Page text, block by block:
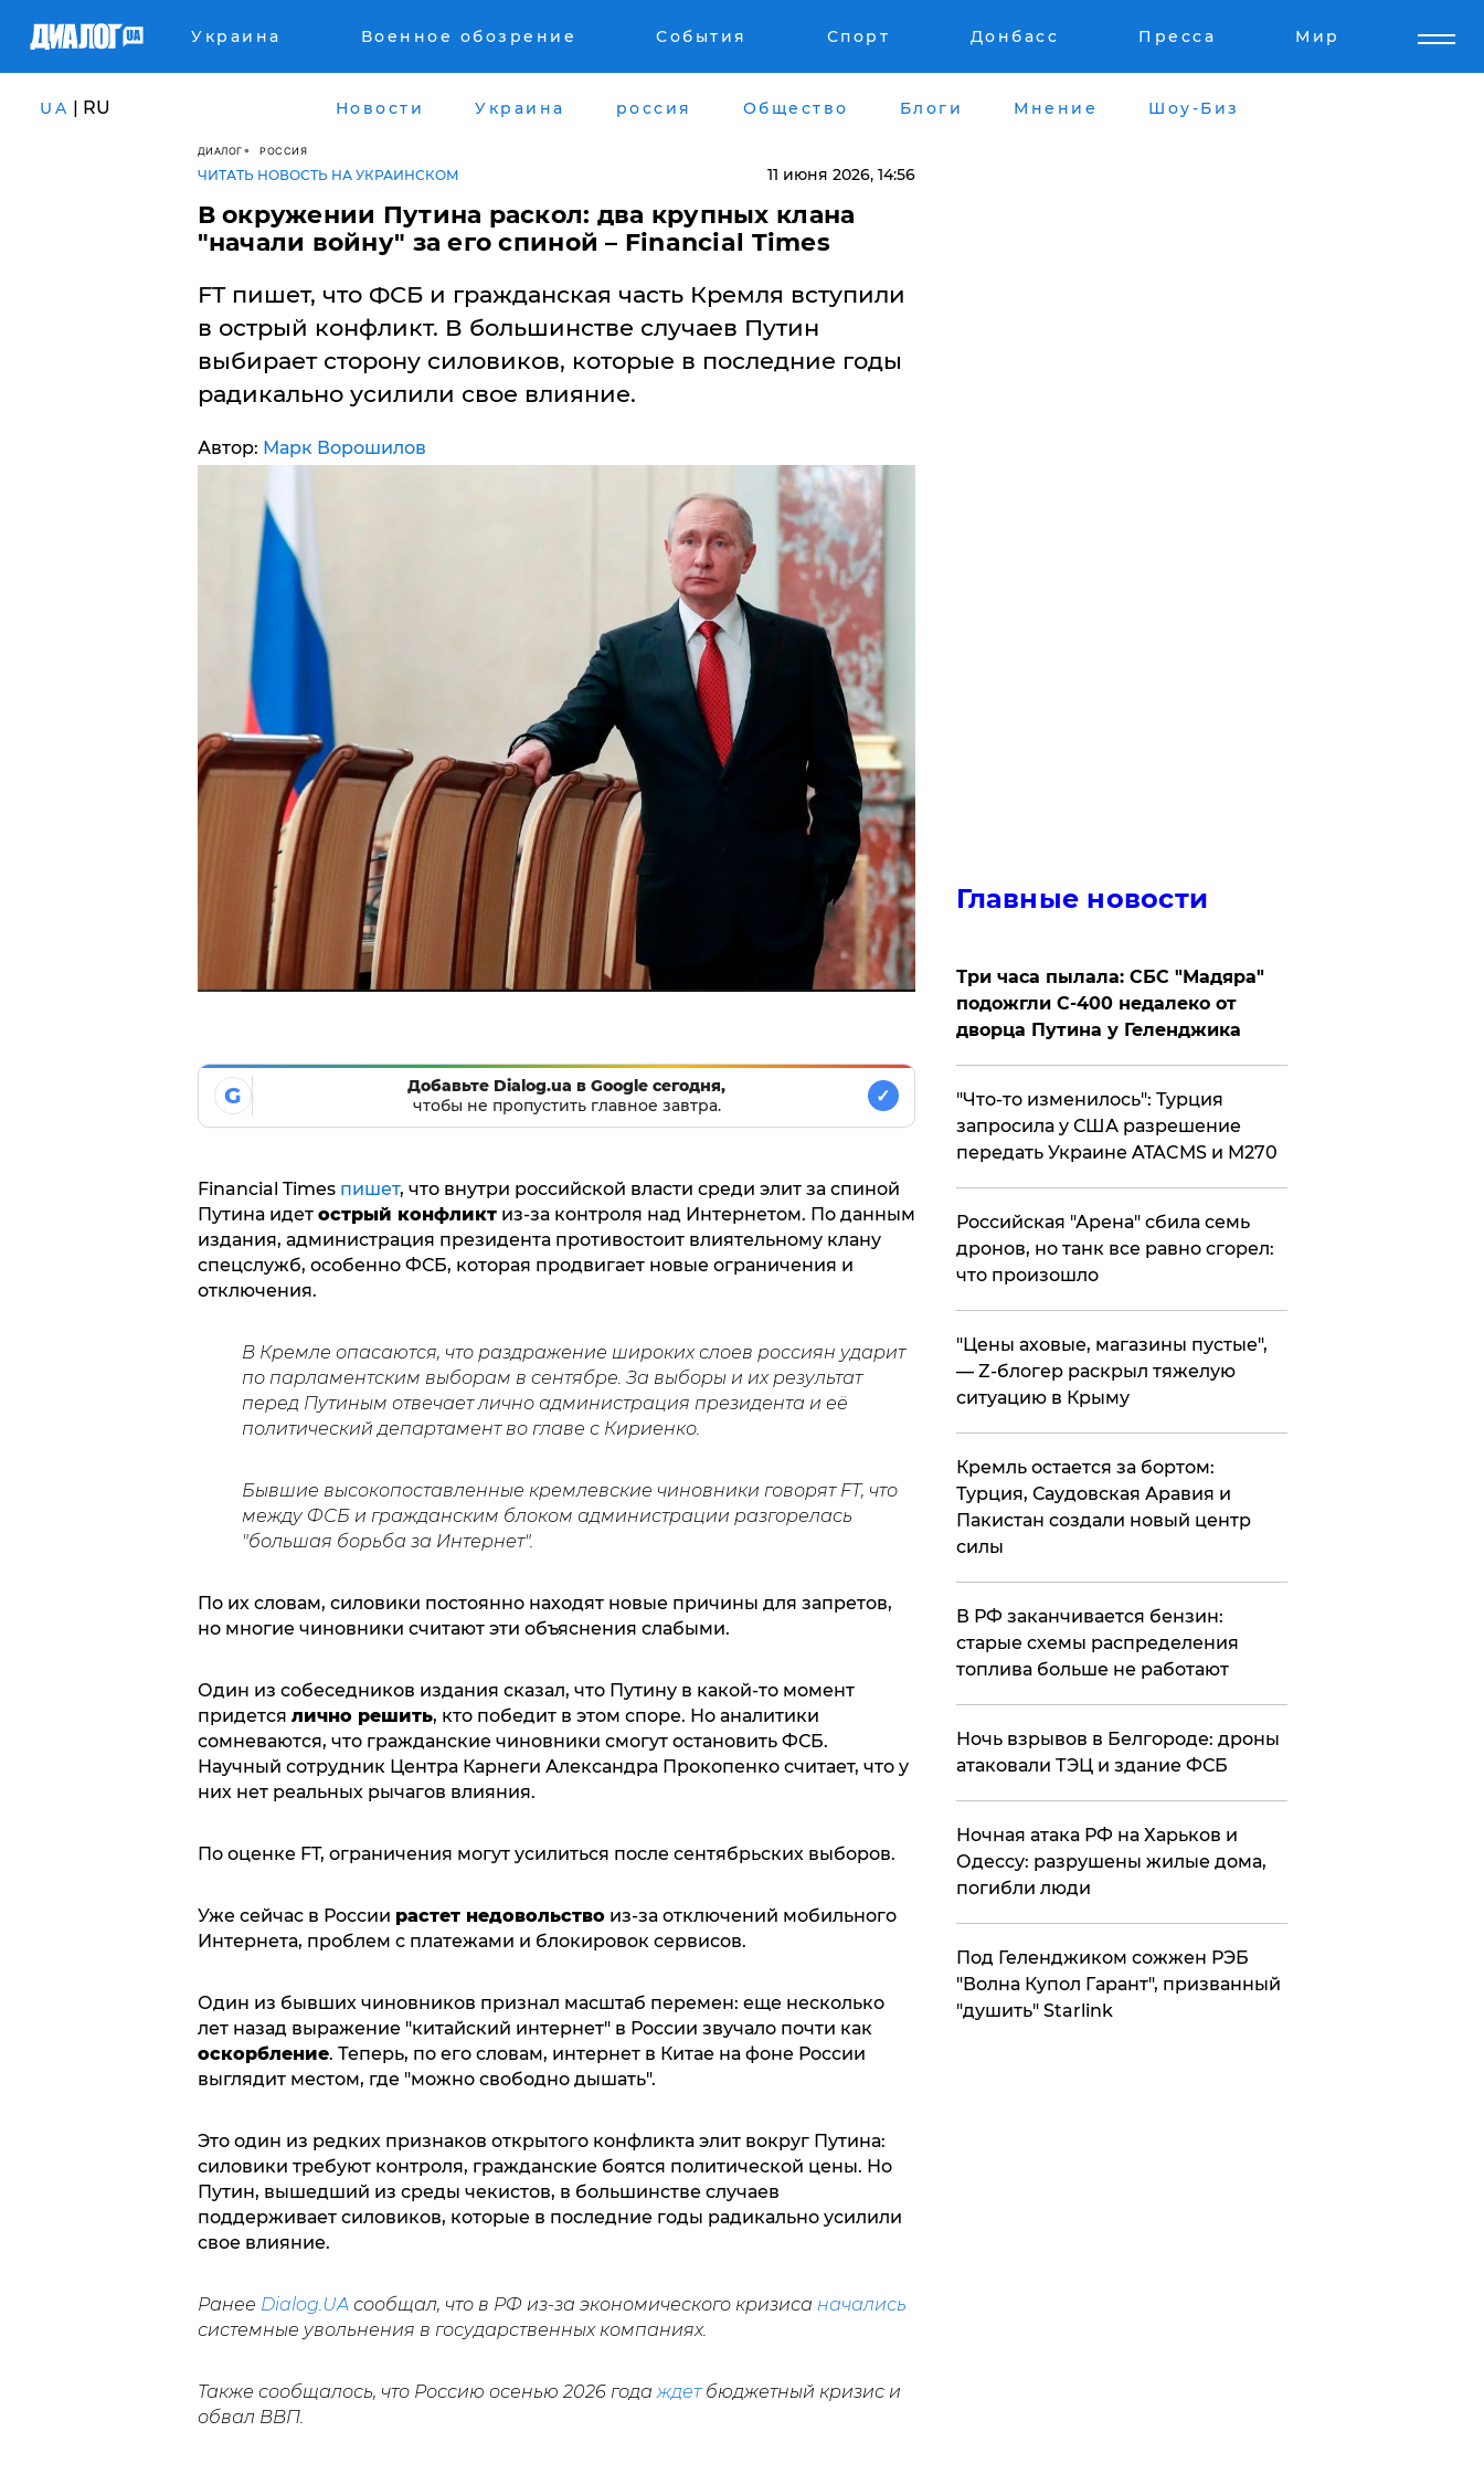
Украина Военное обозрение События Спорт Донбасс Пресса Мир
UA | RU Новости Украина россия Общество Блоги Мнение Шоу-Биз
ДИАЛОГ РОССИЯ
ЧИТАТЬ НОВОСТЬ НА УКРАИНСКОМ 11 июня 2026, 14:56
В окружении Путина раскол: два крупных клана
"начали войну" за его спиной – Financial Times
FT пишет, что ФСБ и гражданская часть Кремля вступили
в острый конфликт. В большинстве случаев Путин
выбирает сторону силовиков, которые в последние годы
радикально усилили свое влияние.
Автор: Марк Ворошилов
G
Добавьте Dialog.ua в Google сегодня,
чтобы не пропустить главное завтра.
✓
Financial Times пишет, что внутри российской власти среди элит за спиной
Путина идет острый конфликтиз-за контроля над Интернетом. По данным
издания, администрация президента противостоит влиятельному клану
спецслужб, особенно ФСБ, которая продвигает новые ограничения и
отключения.
В Кремле опасаются, что раздражение широких слоев россиян ударит
по парламентским выборам в сентябре. За выборы и их результат
перед Путиным отвечает лично администрация президента и её
политический департамент во главе с Кириенко.
Бывшие высокопоставленные кремлевские чиновники говорят FT, что
между ФСБ и гражданским блоком администрации разгорелась
"большая борьба за Интернет".
По их словам, силовики постоянно находят новые причины для запретов,
но многие чиновники считают эти объяснения слабыми.
Один из собеседников издания сказал, что Путину в какой-то момент
придется лично решить, кто победит в этом споре. Но аналитики
сомневаются, что гражданские чиновники смогут остановить ФСБ.
Научный сотрудник Центра Карнеги Александра Прокопенко считает, что у
них нет реальных рычагов влияния.
По оценке FT, ограничения могут усилиться после сентябрьских выборов.
Уже сейчас в России растет недовольствоиз-за отключений мобильного
Интернета, проблем с платежами и блокировок сервисов.
Один из бывших чиновников признал масштаб перемен: еще несколько
лет назад выражение "китайский интернет" в России звучало почти как
оскорбление. Теперь, по его словам, интернет в Китае на фоне России
выглядит местом, где "можно свободно дышать".
Это один из редких признаков открытого конфликта элит вокруг Путина:
силовики требуют контроля, гражданские боятся политической цены. Но
Путин, вышедший из среды чекистов, в большинстве случаев
поддерживает силовиков, которые в последние годы радикально усилили
свое влияние.
Ранее Dialog.UAсообщал, что в РФ из-за экономического кризиса начались
системные увольнения в государственных компаниях.
Также сообщалось, что Россию осенью 2026 годаждетбюджетный кризис и
обвал ВВП.
Главные новости
Три часа пылала: СБС "Мадяра"
подожгли С-400 недалеко от
дворца Путина у Геленджика
​"Что-то изменилось": Турция
запросила у США разрешение
передать Украине ATACMS и M270
​Российская "Арена" сбила семь
дронов, но танк все равно сгорел:
что произошло
​"Цены аховые, магазины пустые",
— Z-блогер раскрыл тяжелую
ситуацию в Крыму
​Кремль остается за бортом:
Турция, Саудовская Аравия и
Пакистан создали новый центр
силы
​В РФ заканчивается бензин:
старые схемы распределения
топлива больше не работают
​Ночь взрывов в Белгороде: дроны
атаковали ТЭЦ и здание ФСБ
​Ночная атака РФ на Харьков и
Одессу: разрушены жилые дома,
погибли люди
Под Геленджиком сожжен РЭБ
"Волна Купол Гарант", призванный
"душить" Starlink